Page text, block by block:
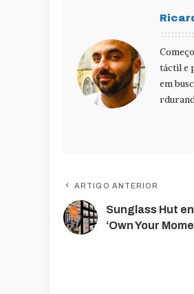
táctil e
em
ARTIGO ANTERIOR
Sunglass Hut
‘Own Your